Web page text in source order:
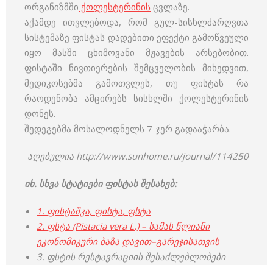
ორგანიზმში ქოლესტერინის ცვლაზე.
აქამდე ითვლებოდა, რომ გულ-სისხლძარღვთა
სისტემაზე ფისტას დადებითი ეფექტი გამოწვეული
იყო მასში ცხიმოვანი მჟავების არსებობით.
ფისტაში ნივთიერების შემცველობის მიხედვით,
მედიკოსებმა გამოთვლეს, თუ ფისტას რა
რაოდენობა ამცირებს სისხლში ქოლესტერინის
დონეს.
შედეგებმა მოსალოდნელს 7-ჯერ გადააჭარბა.
აღებულია http://www.sunhome.ru/journal/114250
იხ. სხვა სტატიები ფისტას შესახებ:
1. ფისტაშკა, ფისტა, ფსტა
2. ფსტა (Pistacia vera L.) – სამას წლიანი
ეკონომიკური ბაზა დავით–გარეჯისათვის
3. ფსტის რესტავრაციის შესაძლებლობები